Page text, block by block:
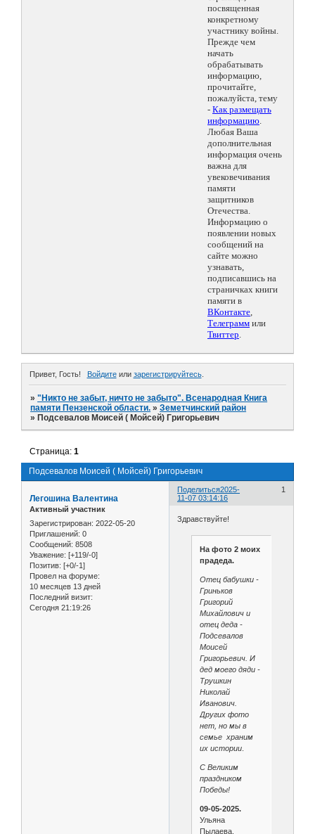
посвященная
конкретному
участнику войны.
Прежде чем
начать
обрабатывать
информацию,
прочитайте,
пожалуйста, тему
- Как размещать
информацию.
Любая Ваша
дополнительная
информация очень
важна для
увековечивания
памяти
защитников
Отечества.
Информацию о
появлении новых
сообщений на
сайте можно
узнавать,
подписавшись на
страничках книги
памяти в
ВКонтакте,
Телеграмм или
Твиттер.
Привет, Гость! Войдитеили зарегистрируйтесь.
»"Никто не забыт, ничто не забыто". Всенародная Книга
памяти Пензенской области. »Земетчинский район
» Подсевалов Моисей ( Мойсей) Григорьевич
Подсевалов Моисей ( Мойсей) Григорьевич
Страница:1
Поделиться 1
2025-
11-07 03:14:16
Легошина Валентина
Активный участник
Зарегистрирован: 2022-05-20
Приглашений: 0
Сообщений: 8508
Уважение: [+119/-0]
Позитив: [+0/-1]
Провел на форуме:
10 месяцев 13 дней
Последний визит:
Сегодня 21:19:26
Здравствуйте!
На фото 2 моих
прадеда.
Отец бабушки -
Гриньков
Григорий
Михайлович и
отец деда -
Подсевалов
Моисей
Григорьевич. И
дед моего дяди -
Трушкин
Николай
Иванович.
Других фото
нет, но мы в
семье храним
их истории.
С Великим
праздником
Победы!
09-05-2025.
Ульяна
Пылаева.